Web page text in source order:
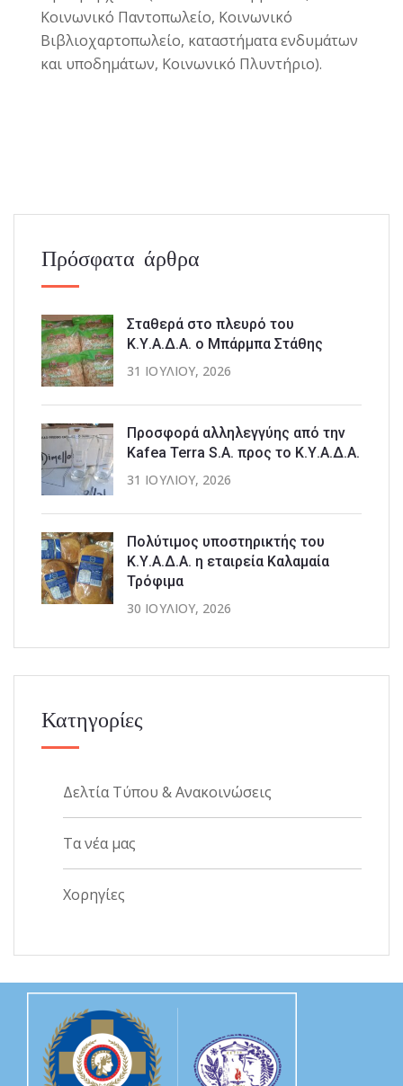
Κοινωνικό Παντοπωλείο, Κοινωνικό
Βιβλιοχαρτοπωλείο, καταστήματα ενδυμάτων
και υποδημάτων, Κοινωνικό Πλυντήριο).
Πρόσφατα άρθρα
Σταθερά στο πλευρό του
Κ.Υ.Α.Δ.Α. ο Μπάρμπα Στάθης
31 ΙΟΥΛΊΟΥ, 2026
Προσφορά αλληλεγγύης από την
Kafea Terra S.A. προς το Κ.Υ.Α.Δ.Α.
31 ΙΟΥΛΊΟΥ, 2026
Πολύτιμος υποστηρικτής του
Κ.Υ.Α.Δ.Α. η εταιρεία Καλαμαία
Τρόφιμα
30 ΙΟΥΛΊΟΥ, 2026
Κατηγορίες
Δελτία Τύπου & Ανακοινώσεις
Τα νέα μας
Χορηγίες